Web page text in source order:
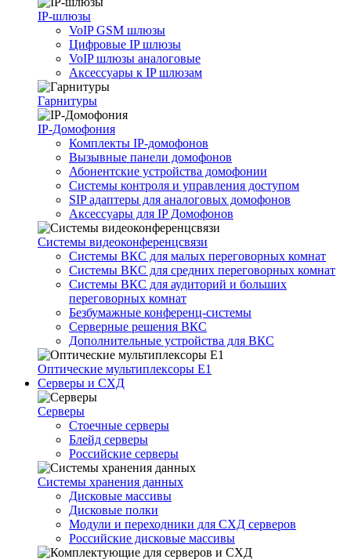
IP-шлюзы
VoIP GSM шлюзы
Цифровые IP шлюзы
VoIP шлюзы аналоговые
Аксессуары к IP шлюзам
Гарнитуры
IP-Домофония
Комплекты IP-домофонов
Вызывные панели домофонов
Абонентские устройства домофонии
Системы контроля и управления доступом
SIP адаптеры для аналоговых домофонов
Аксессуары для IP Домофонов
Системы видеоконференцсвязи
Системы ВКС для малых переговорных комнат
Системы ВКС для средних переговорных комнат
Системы ВКС для аудиторий и больших
переговорных комнат
Безбумажные конференц-системы
Серверные решения ВКС
Дополнительные устройства для ВКС
Оптические мультиплексоры Е1
Серверы и СХД
Серверы
Стоечные серверы
Блейд серверы
Российские серверы
Системы хранения данных
Дисковые массивы
Дисковые полки
Модули и переходники для СХД серверов
Российские дисковые массивы